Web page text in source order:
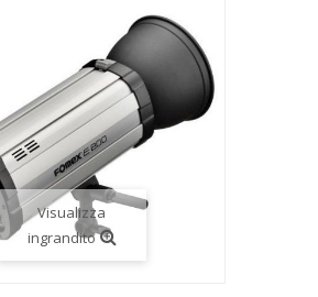
Visualizza
ingrandito